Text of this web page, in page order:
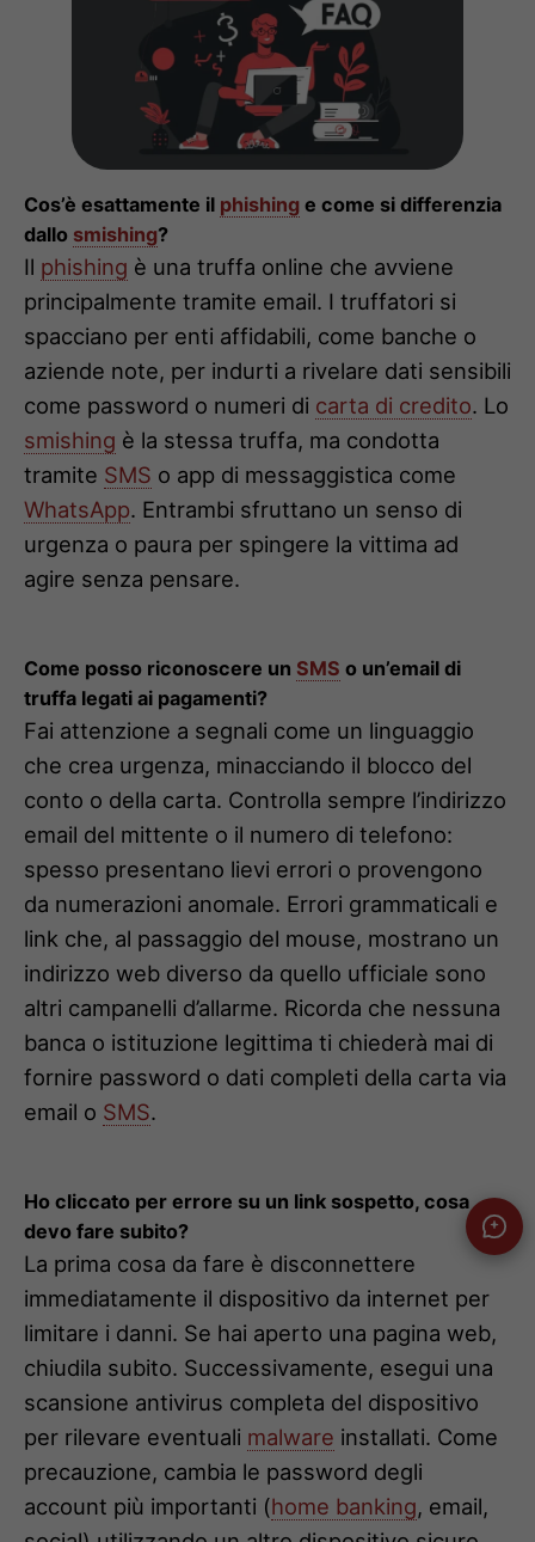
Cos’è esattamente il phishing e come si differenzia
dallo smishing?
Il phishing è una truffa online che avviene
principalmente tramite email. I truffatori si
spacciano per enti affidabili, come banche o
aziende note, per indurti a rivelare dati sensibili
come password o numeri di carta di credito. Lo
smishing è la stessa truffa, ma condotta
tramite SMS o app di messaggistica come
WhatsApp. Entrambi sfruttano un senso di
urgenza o paura per spingere la vittima ad
agire senza pensare.
Come posso riconoscere un SMS o un’email di
truffa legati ai pagamenti?
Fai attenzione a segnali come un linguaggio
che crea urgenza, minacciando il blocco del
conto o della carta. Controlla sempre l’indirizzo
email del mittente o il numero di telefono:
spesso presentano lievi errori o provengono
da numerazioni anomale. Errori grammaticali e
link che, al passaggio del mouse, mostrano un
indirizzo web diverso da quello ufficiale sono
altri campanelli d’allarme. Ricorda che nessuna
banca o istituzione legittima ti chiederà mai di
fornire password o dati completi della carta via
email o SMS.
Ho cliccato per errore su un link sospetto, cosa
devo fare subito?
La prima cosa da fare è disconnettere
immediatamente il dispositivo da internet per
limitare i danni. Se hai aperto una pagina web,
chiudila subito. Successivamente, esegui una
scansione antivirus completa del dispositivo
per rilevare eventuali malware installati. Come
precauzione, cambia le password degli
account più importanti (home banking, email,